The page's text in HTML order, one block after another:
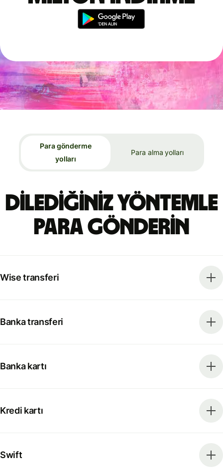
Para gönderme
yolları
Para alma yolları
Dilediğiniz yöntemle
para gönderin
Wise transferi
Banka transferi
Banka kartı
Kredi kartı
Swift